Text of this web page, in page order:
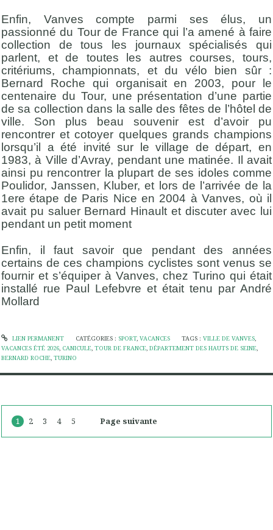
Enfin, Vanves compte parmi ses élus, un
passionné du Tour de France qui l’a amené à faire
collection de tous les journaux spécialisés qui
parlent, et de toutes les autres courses, tours,
critériums, championnats, et du vélo bien sûr :
Bernard Roche qui organisait en 2003, pour le
centenaire du Tour, une présentation d’une partie
de sa collection dans la salle des fêtes de l’hôtel de
ville. Son plus beau souvenir est d’avoir pu
rencontrer et cotoyer quelques grands champions
lorsqu’il a été invité sur le village de départ, en
1983, à Ville d’Avray, pendant une matinée. Il avait
ainsi pu rencontrer la plupart de ses idoles comme
Poulidor, Janssen, Kluber, et lors de l’arrivée de la
1ere étape de Paris Nice en 2004 à Vanves, où il
avait pu saluer Bernard Hinault et discuter avec lui
pendant un petit moment
Enfin, il faut savoir que pendant des années
certains de ces champions cyclistes sont venus se
fournir et s’équiper à Vanves, chez Turino qui était
installé rue Paul Lefebvre et était tenu par André
Mollard
LIEN PERMANENT CATÉGORIES : SPORT, VACANCES TAGS :VILLE DE VANVES,
VACANCES ÉTÉ 2026, CANICULE, TOUR DE FRANCE, DÉPARTEMENT DES HAUTS DE SEINE,
BERNARD ROCHE, TURINO
1 2 3 4 5 Page suivante